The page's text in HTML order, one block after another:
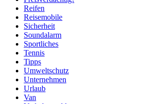
Reifen
Reisemobile
Sicherheit
Soundalarm
Sportliches
Tennis
Tipps
Umweltschutz
Unternehmen
Urlaub
Van